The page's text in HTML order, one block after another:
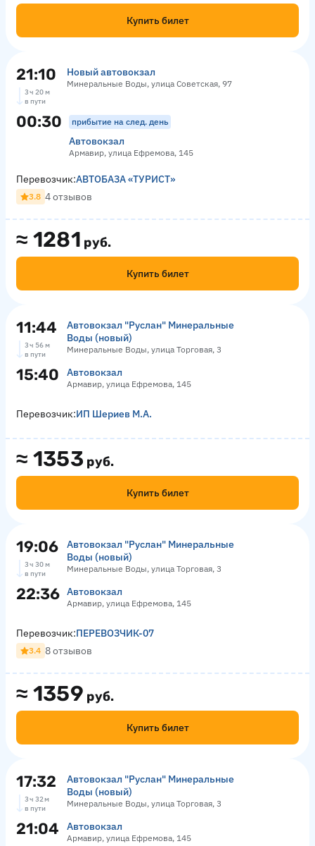
Купить билет
21:10 Новый автовокзал
Минеральные Воды, улица Советская, 97
3 ч 20 м
в пути
00:30 прибытие на след. день
Автовокзал
Армавир, улица Ефремова, 145
≈ 1281 руб.
Купить билет
Перевозчик:АВТОБАЗА «ТУРИСТ»
3.8 4 отзывов
11:44
Автовокзал "Руслан" Минеральные
Воды (новый)
Минеральные Воды, улица Торговая, 3
3 ч 56 м
в пути
15:40 Автовокзал
Армавир, улица Ефремова, 145
≈ 1353 руб.
Купить билет
Перевозчик:ИП Шериев М.А.
19:06
Автовокзал "Руслан" Минеральные
Воды (новый)
Минеральные Воды, улица Торговая, 3
3 ч 30 м
в пути
22:36 Автовокзал
Армавир, улица Ефремова, 145
≈ 1359 руб.
Купить билет
Перевозчик:ПЕРЕВОЗЧИК-07
3.4 8 отзывов
17:32
Автовокзал "Руслан" Минеральные
Воды (новый)
Минеральные Воды, улица Торговая, 3
3 ч 32 м
в пути
21:04 Автовокзал
Армавир, улица Ефремова, 145